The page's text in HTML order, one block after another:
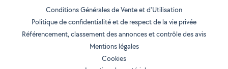
Conditions Générales de Vente et d'Utilisation
Politique de confidentialité et de respect de la vie privée
Référencement, classement des annonces et contrôle des avis
Mentions légales
Cookies